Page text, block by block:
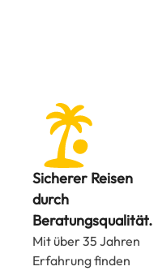
Sicherer Reisen
durch
Beratungsqualität.
Mit über 35 Jahren
Erfahrung finden